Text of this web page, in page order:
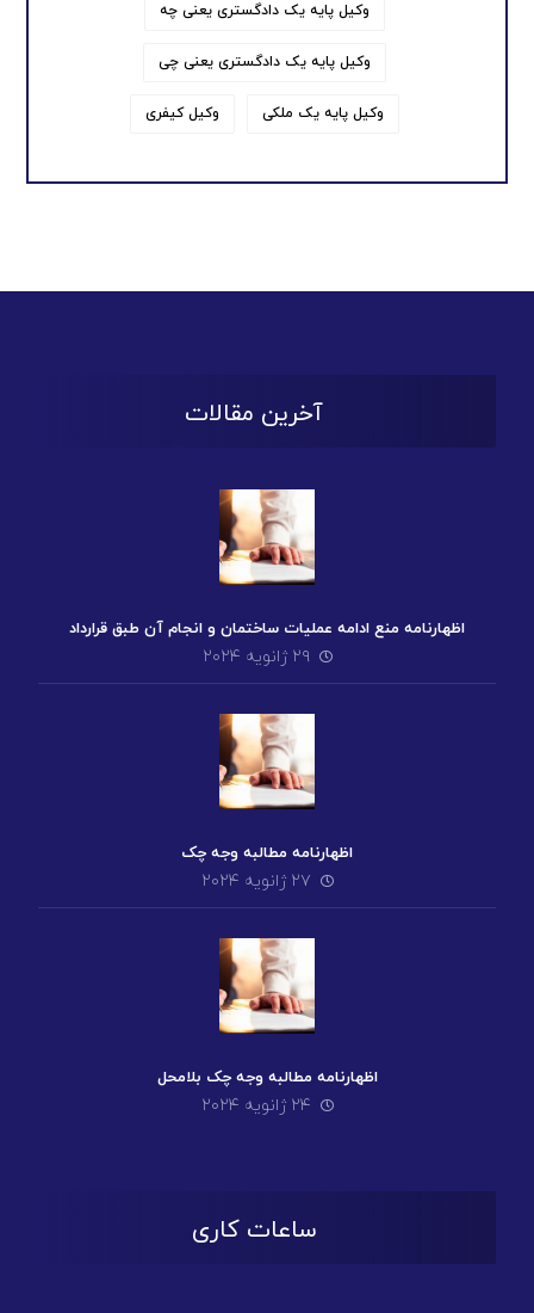
وکیل پایه یک دادگستری یعنی چه
وکیل پایه یک دادگستری یعنی چی
وکیل پایه یک ملکی وکیل کیفری
آخرین مقالات
اظهارنامه منع ادامه عملیات ساختمان و انجام آن طبق قرارداد
۲۹ ژانویه ۲۰۲۴
اظهارنامه مطالبه وجه چک
۲۷ ژانویه ۲۰۲۴
اظهارنامه مطالبه وجه چک بلامحل
۲۴ ژانویه ۲۰۲۴
ساعات کاری